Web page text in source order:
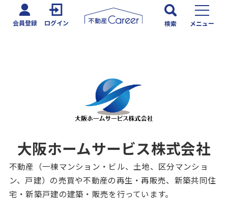
会員登録 ログイン 検索 メニュー
大阪ホームサービス株式会社
不動産（一棟マンション・ビル、土地、区分マンショ
ン、戸建）の売買や不動産の再生・再販売、新築共同住
宅・新築戸建の建築・販売を行っています。